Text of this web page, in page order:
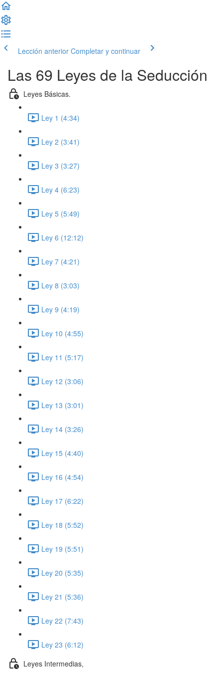
Lección anterior Completar y continuar
Las 69 Leyes de la Seducción
Leyes Básicas.
Ley 1 (4:34)
Ley 2 (3:41)
Ley 3 (3:27)
Ley 4 (6:23)
Ley 5 (5:49)
Ley 6 (12:12)
Ley 7 (4:21)
Ley 8 (3:03)
Ley 9 (4:19)
Ley 10 (4:55)
Ley 11 (5:17)
Ley 12 (3:06)
Ley 13 (3:01)
Ley 14 (3:26)
Ley 15 (4:40)
Ley 16 (4:54)
Ley 17 (6:22)
Ley 18 (5:52)
Ley 19 (5:51)
Ley 20 (5:35)
Ley 21 (5:36)
Ley 22 (7:43)
Ley 23 (6:12)
Leyes Intermedias,